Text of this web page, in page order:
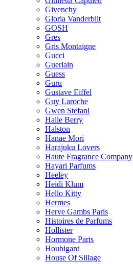
Givenchy
Gloria Vanderbilt
GOSH
Gres
Gris Montaigne
Gucci
Guerlain
Guess
Guru
Gustave Eiffel
Guy Laroche
Gwen Stefani
Halle Berry
Halston
Hanae Mori
Harajuku Lovers
Haute Fragrance Company
Hayari Parfums
Heeley
Heidi Klum
Hello Kitty
Hermes
Herve Gambs Paris
Histoires de Parfums
Hollister
Hormone Paris
Houbigant
House Of Sillage